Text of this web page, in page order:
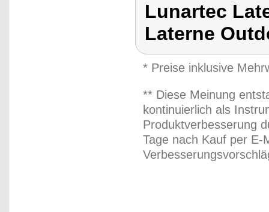
Lunartec
Laterne
* Preise inklusive
** Diese Meinung
kontinuierlich als
Produktverbesserung
Tage nach Kauf per E-